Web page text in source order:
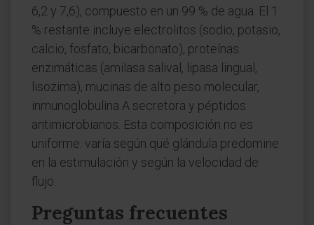
6,2 y 7,6), compuesto en un 99 % de agua. El 1
% restante incluye electrolitos (sodio, potasio,
calcio, fosfato, bicarbonato), proteínas
enzimáticas (amilasa salival, lipasa lingual,
lisozima), mucinas de alto peso molecular,
inmunoglobulina A secretora y péptidos
antimicrobianos. Esta composición no es
uniforme: varía según qué glándula predomine
en la estimulación y según la velocidad de
flujo.
Preguntas frecuentes